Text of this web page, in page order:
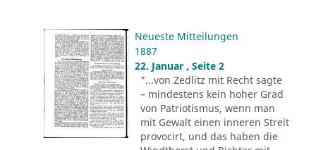
Neueste Mitteilungen
1887
22. Januar , Seite 2
"...von Zedlitz mit Recht sagte
– mindestens kein hoher Grad
von Patriotismus, wenn man
mit Gewalt einen inneren Streit
provocirt, und das haben die